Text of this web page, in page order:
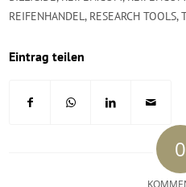
REIFENHANDEL, RESEARCH TOOLS,
Eintrag teilen
0